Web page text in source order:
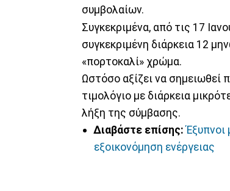
συμβολαίων.
Συγκεκριμένα, από τις 17
συγκεκριμένη διάρκεια 12
«πορτοκαλί» χρώμα.
Ωστόσο αξίζει να σημειωθεί
τιμολόγιο με διάρκεια
λήξη της σύμβασης.
Διαβάστε επίσης:Έξυπνοι
εξοικονόμηση ενέργειας